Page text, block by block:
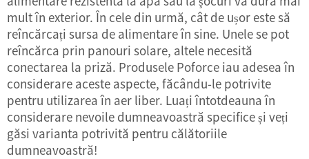
mult în exterior. În cele din urmă, cât de ușor este să
reîncărcați sursa de alimentare în sine. Unele se pot
reîncărca prin panouri solare, altele necesită
conectarea la priză. Produsele Poforce iau adesea în
considerare aceste aspecte, făcându-le potrivite
pentru utilizarea în aer liber. Luați întotdeauna în
considerare nevoile dumneavoastră specifice și veți
găsi varianta potrivită pentru călătoriile
dumneavoastră!